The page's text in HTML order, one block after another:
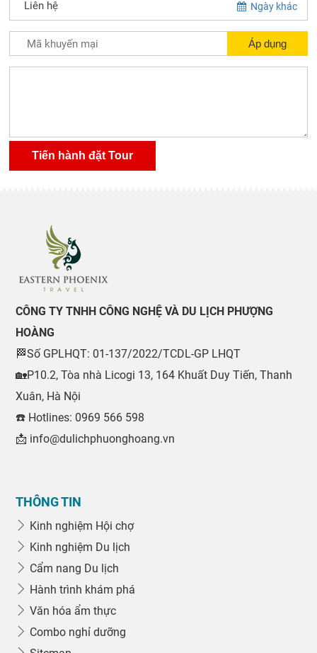
Ngày khác
CÔNG TY TNHH CÔNG NGHỆ VÀ DU LỊCH PHƯỢNG
HOÀNG
🏁Số GPLHQT: 01-137/2022/TCDL-GP LHQT
🏡P10.2, Tòa nhà Licogi 13, 164 Khuất Duy Tiến, Thanh
Xuân, Hà Nội
☎️ Hotlines: 0969 566 598
📩 info@dulichphuonghoang.vn
THÔNG TIN
Kinh nghiệm Hội chợ
Kinh nghiệm Du lịch
Cẩm nang Du lịch
Hành trình khám phá
Văn hóa ẩm thực
Combo nghỉ dưỡng